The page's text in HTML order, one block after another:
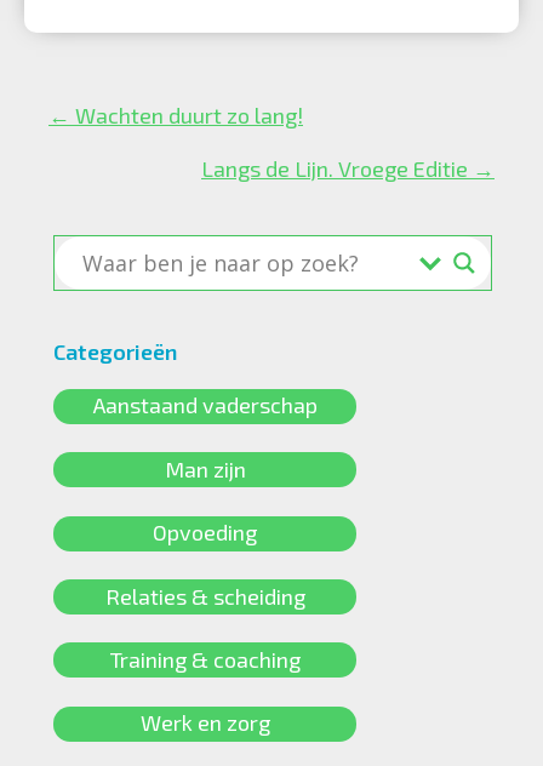
Posts
← Wachten duurt zo lang!
Langs de Lijn. Vroege Editie →
Categorieën
Aanstaand vaderschap
Man zijn
Opvoeding
Relaties & scheiding
Training & coaching
Werk en zorg